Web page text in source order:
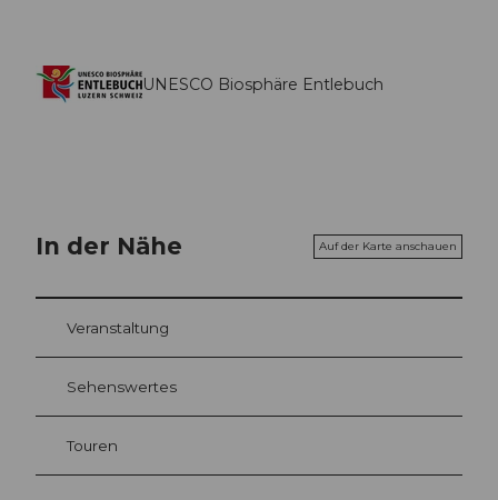
UNESCO Biosphäre Entlebuch
In der Nähe Auf der Karte anschauen
Veranstaltung
Sehenswertes
Touren